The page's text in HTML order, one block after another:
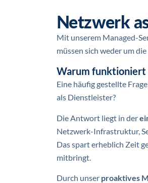
Netzwerk
Mit unserem Managed-
müssen sich weder um
Warum funktioniert
Eine häufig gestellte
als Dienstleister?
Die Antwort liegt in der
Netzwerk-Infrastruktur,
Das spart erheblich Zeit
mitbringt.
Durch unser proaktives